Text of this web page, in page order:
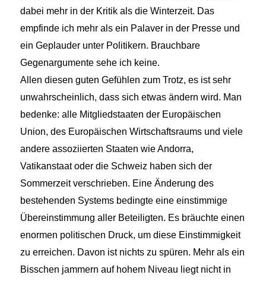
dabei mehr in der Kritik als die Winterzeit. Das
empfinde ich mehr als ein Palaver in der Presse und
ein Geplauder unter Politikern. Brauchbare
Gegenargumente sehe ich keine.
Allen diesen guten Gefühlen zum Trotz, es ist sehr
unwahrscheinlich, dass sich etwas ändern wird. Man
bedenke: alle Mitgliedstaaten der Europäischen
Union, des Europäischen Wirtschaftsraums und viele
andere assoziierten Staaten wie Andorra,
Vatikanstaat oder die Schweiz haben sich der
Sommerzeit verschrieben. Eine Änderung des
bestehenden Systems bedingte eine einstimmige
Übereinstimmung aller Beteiligten. Es bräuchte einen
enormen politischen Druck, um diese Einstimmigkeit
zu erreichen. Davon ist nichts zu spüren. Mehr als ein
Bisschen jammern auf hohem Niveau liegt nicht in